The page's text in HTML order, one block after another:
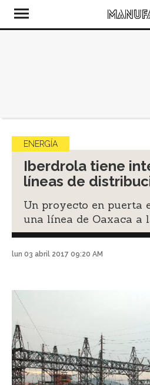
ENERGÍA
Iberdrola tiene
líneas de
Un proyecto en puerta
una línea de Oaxaca a
lun 03 abril 2017 09:20 AM